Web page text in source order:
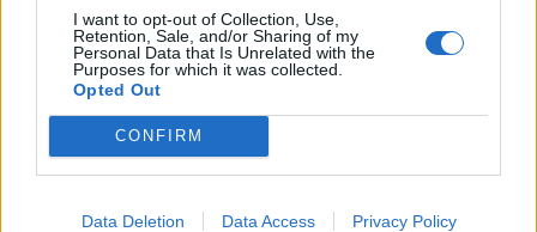
I want to opt-out of Collection, Use,
Retention, Sale, and/or Sharing of my
Personal Data that Is Unrelated with the
Purposes for which it was collected.
Opted Out
CONFIRM
Data Deletion Data Access Privacy Policy